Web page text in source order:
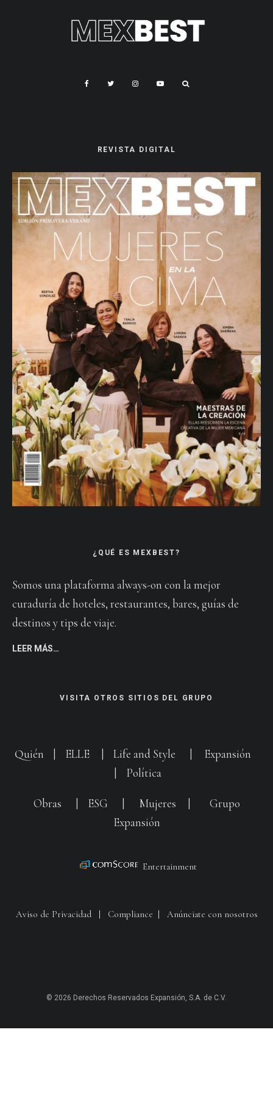
REVISTA DIGITAL
¿QUÉ ES MEXBEST?
Somos una plataforma always-on con la mejor
curaduría de hoteles, restaurantes, bares, guías de
destinos y tips de viaje.
LEER MÁS…
VISITA OTROS SITIOS DEL GRUPO
Quién ELLE Life and Style
Expansión
Política
Obras ESG Mujeres
Grupo
Expansión
Entertainment
Aviso de Privacidad| Compliance | Anúnciate con nosotros
© 2026 Derechos Reservados Expansión, S.A. de C.V.